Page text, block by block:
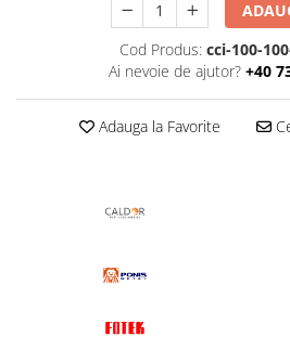
Cod Produs: cci-100-
Ai nevoie de ajutor? +40
Adauga la Favorite